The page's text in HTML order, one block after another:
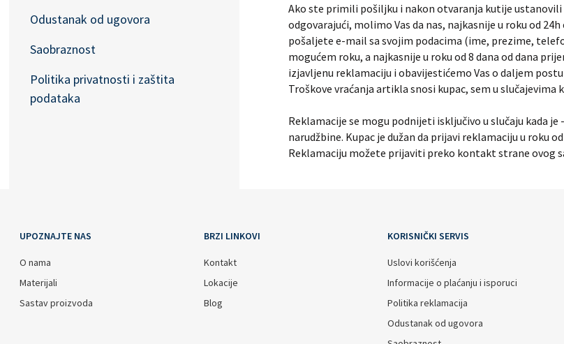
Odustanak od ugovora
Saobraznost
Politika privatnosti i zaštita
podataka
Ako ste primili pošiljku i nakon otvaranja kutije ustanovili
odgovarajući, molimo Vas da nas, najkasnije u roku od
pošaljete e-mail sa svojim podacima (ime, prezime,
mogućem roku, a najkasnije u roku od 8 dana od dana
izjavljenu reklamaciju i obavijestićemo Vas o daljem
Troškove vraćanja artikla snosi kupac, sem u
Reklamacije se mogu podnijeti isključivo u slučaju kada
narudžbine. Kupac je dužan da prijavi reklamaciju u roku
Reklamaciju možete prijaviti preko kontakt strane ovog
UPOZNAJTE NAS
O nama
Materijali
Sastav proizvoda
BRZI LINKOVI
Kontakt
Lokacije
Blog
KORISNIČKI SERVIS
Uslovi korišćenja
Informacije o plaćanju i isporuci
Politika reklamacija
Odustanak od ugovora